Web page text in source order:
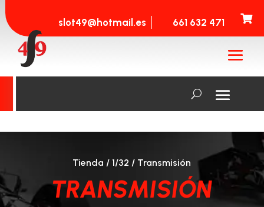
slot49@hotmail.es 661 632 471 
Tienda /1/32 / Transmisión
TRANSMISIÓN